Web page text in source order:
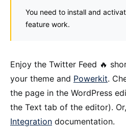
You need to install and
feature work.
Enjoy the Twitter Feed 🔥
your theme and Powerkit.
the page in the WordPress
the Text tab of the editor).
Integration documentation.